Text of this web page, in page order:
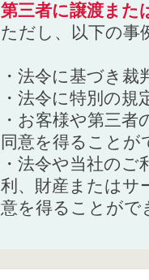
第三者に譲渡また
ただし、以下の事
・法令に基づき
・法令に特別の規
・お客様や第三
同意を得ることが
・法令や当社の
利、財産またはサ
意を得ることがで